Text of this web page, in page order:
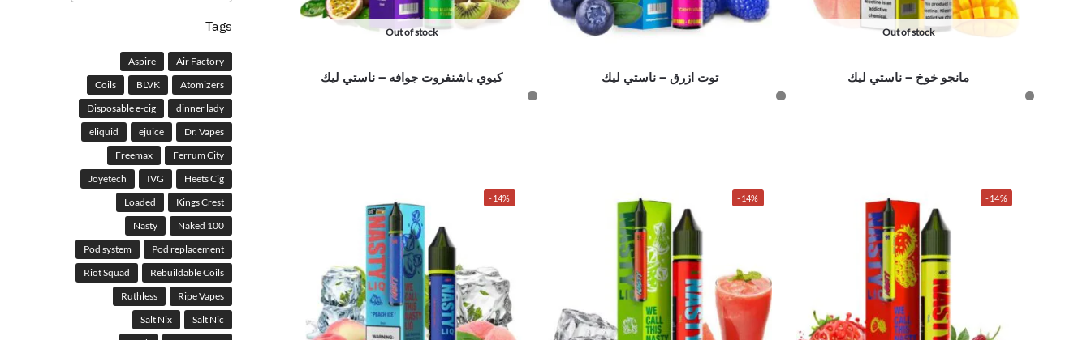
Out of stock
مانجو خوخ – ناستي ليك توت ازرق – ناستي ليك
Out of stock
كيوي باشنفروت جوافه – ناستي ليك
-14%
-14%
-14%
Tags
Air Factory
Aspire
Atomizers
BLVK
Coils
dinner lady
Disposable e-cig
Dr. Vapes
ejuice
eliquid
Ferrum City
Freemax
Heets Cig
IVG
Joyetech
Kings Crest
Loaded
Naked 100
Nasty
Pod replacement
Pod system
Rebuildable Coils
Riot Squad
Ripe Vapes
Ruthless
Salt Nic
Salt Nix